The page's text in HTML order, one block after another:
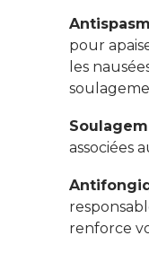
pour
les
associées
renforce